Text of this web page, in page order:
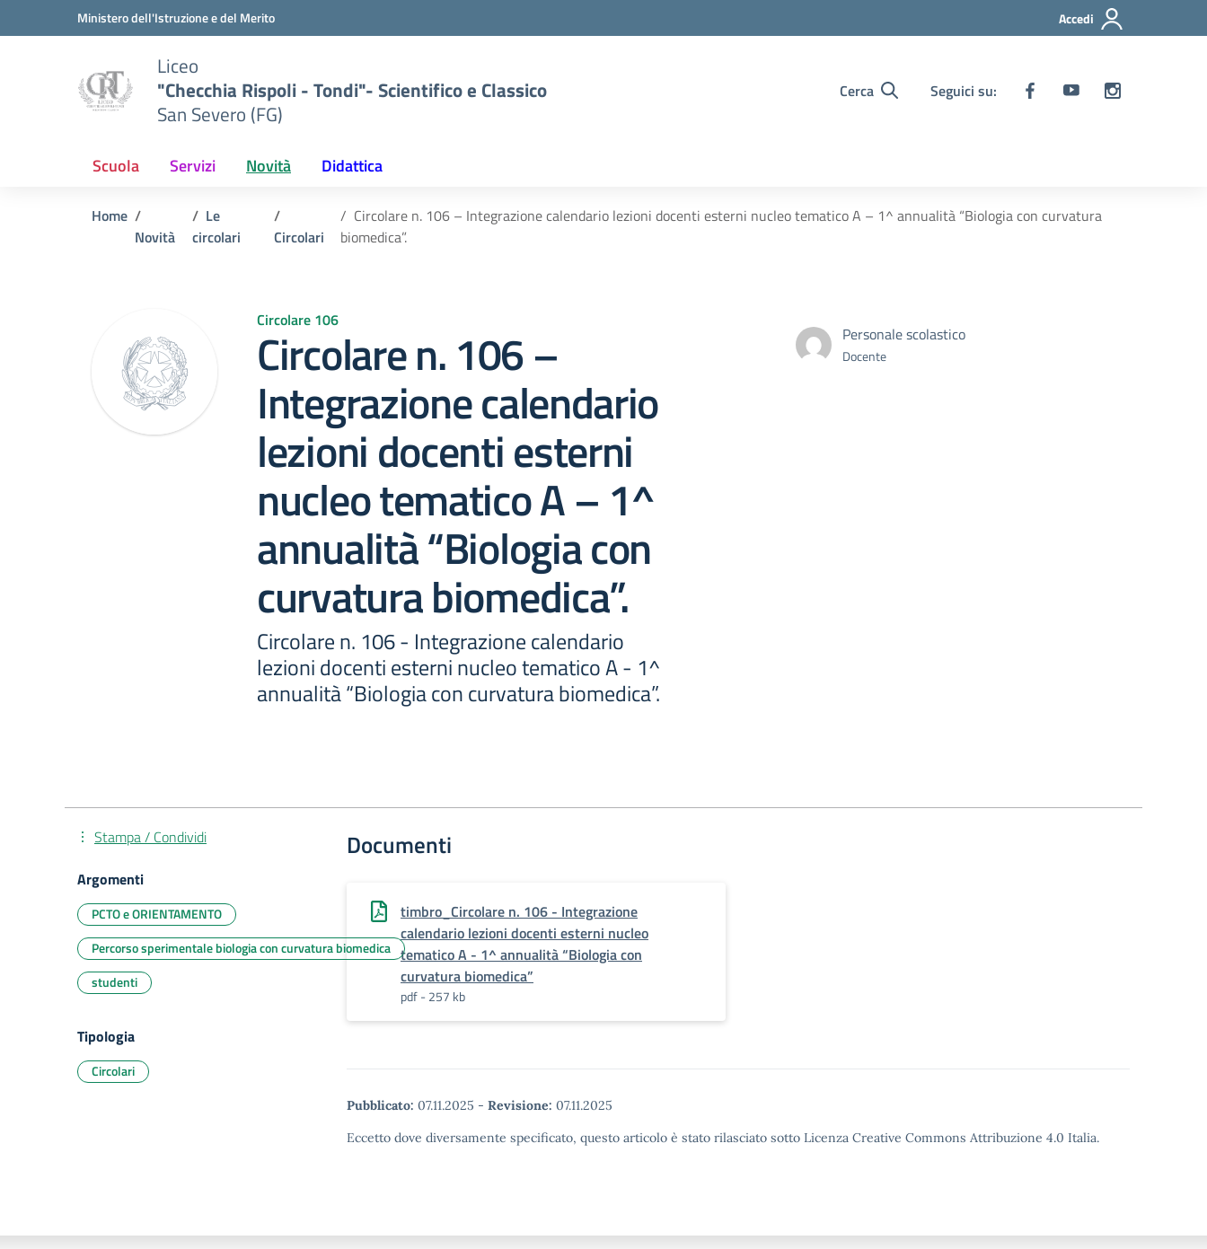
Vai ai contenuti
Vai al menu di navigazioneMinistero dell'Istruzione e del Merito Accedi
Liceo
"Checchia Rispoli - Tondi"- Scientifico e Classico
San Severo (FG)
Cerca Seguici su:
Scuola Servizi Novità Didattica
Home
Novità
Le
circolari
Circolari
Circolare n. 106 – Integrazione calendario lezioni docenti esterni nucleo tematico A – 1^ annualità “Biologia con curvatura
biomedica”.
Circolare 106
Circolare n. 106 –
Integrazione calendario
lezioni docenti esterni
nucleo tematico A – 1^
annualità “Biologia con
curvatura biomedica”.
Circolare n. 106 - Integrazione calendario
lezioni docenti esterni nucleo tematico A - 1^
annualità “Biologia con curvatura biomedica”.
Personale scolastico
Docente
Documenti
timbro_Circolare n. 106 - Integrazione
calendario lezioni docenti esterni nucleo
tematico A - 1^ annualità “Biologia con
curvatura biomedica”
pdf - 257 kb
Pubblicato: 07.11.2025 - Revisione: 07.11.2025
Eccetto dove diversamente specificato, questo articolo è stato rilasciato sotto Licenza Creative Commons Attribuzione 4.0 Italia.
Stampa / Condividi
Argomenti
PCTO e ORIENTAMENTO
Percorso sperimentale biologia con curvatura biomedica
studenti
Tipologia
Circolari